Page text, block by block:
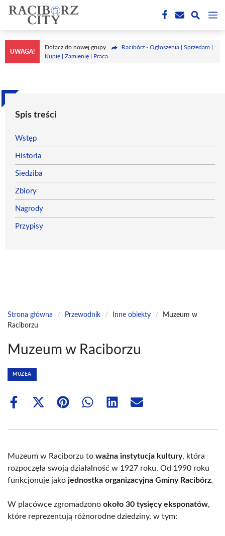
Przejdź
treści
UWAGA!
Dołącz do nowej grupy
Racibórz - Ogłoszenia | Sprzedam |
Kupię | Zamienię | Praca
Spis treści
Wstęp
Historia
Siedziba
Zbiory
Nagrody
Przypisy
Strona główna / Przewodnik / Inne obiekty /
Muzeum w
Raciborzu
Muzeum w Raciborzu
MUZEA
Share
Share
(Twitter)
Share Share Share Share
Muzeum w Raciborzu to ważna instytucja kultury, która
rozpoczęła swoją działalność w 1927 roku. Od 1990 roku
funkcjonuje jako jednostka organizacyjna Gminy Racibórz.
W placówce zgromadzono około 30 tysięcy eksponatów,
które reprezentują różnorodne dziedziny, w tym: